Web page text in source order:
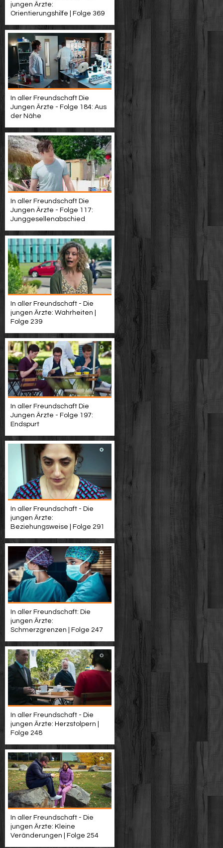
jungen Ärzte:
Orientierungshilfe | Folge 369
In aller Freundschaft Die
Jungen Ärzte - Folge 184: Aus
der Nähe
In aller Freundschaft Die
Jungen Ärzte - Folge 117:
Junggesellenabschied
In aller Freundschaft - Die
jungen Ärzte: Wahrheiten |
Folge 239
In aller Freundschaft Die
Jungen Ärzte - Folge 197:
Endspurt
In aller Freundschaft - Die
jungen Ärzte:
Beziehungsweise | Folge 291
In aller Freundschaft: Die
jungen Ärzte:
Schmerzgrenzen | Folge 247
In aller Freundschaft - Die
jungen Ärzte: Herzstolpern |
Folge 248
In aller Freundschaft - Die
jungen Ärzte: Kleine
Veränderungen | Folge 254